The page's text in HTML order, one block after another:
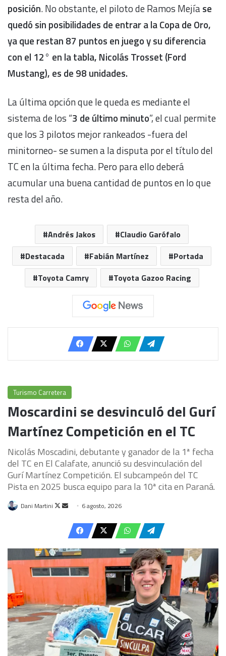
posición. No obstante, el piloto de Ramos Mejíase
quedó sin posibilidades de entrar a la Copa de Oro,
ya que restan 87 puntos en juego y su diferencia
con el 12° en la tabla, Nicolás Trosset (Ford
Mustang), es de 98 unidades.
La última opción que le queda es mediante el
sistema de los “3 de último minuto”, el cual permite
que los 3 pilotos mejor rankeados -fuera del
minitorneo- se sumen a la disputa por el título del
TC en la última fecha. Pero para ello deberá
acumular una buena cantidad de puntos en lo que
resta del año.
Andrés Jakos
Claudio Garófalo
Destacada
Fabián Martínez
Portada
Toyota Camry
Toyota Gazoo Racing